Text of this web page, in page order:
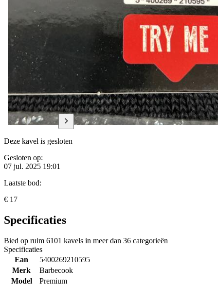
Deze kavel is gesloten
Gesloten op:
07 jul. 2025 19:01
Laatste bod:
€ 17
Specificaties
Bied op ruim 6101 kavels in meer dan 36 categorieën
Specificaties
Ean
5400269210595
Merk
Barbecook
Model
Premium